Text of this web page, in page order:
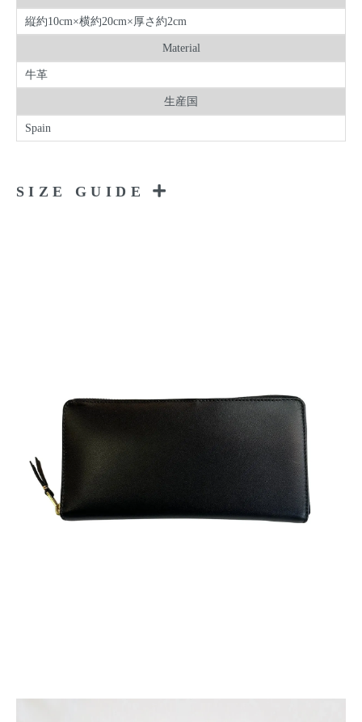
縦約10cm×横約20cm×厚さ約2cm
Material
牛革
生産国
Spain
SIZE GUIDE